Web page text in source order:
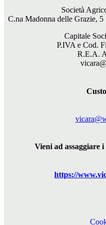
Società
C.na Madonna delle Grazie,
Capitale
P.IVA e Cod.
R.E.A.
Vieni ad
https://www.